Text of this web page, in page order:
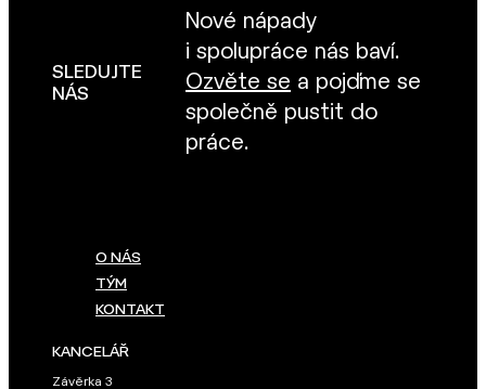
SLEDUJTE
NÁS
Nové nápady
i spolupráce nás baví.
Ozvěte se a pojďme se
společně pustit do
práce.
O NÁS
TÝM
KONTAKT
KANCELÁŘ
Závěrka 3